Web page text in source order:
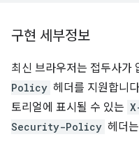
구현 세부정보
최신 브라우저는 접두사가
Policy 헤더를 지원합니
토리얼에 표시될 수 있는
Security-Policy 헤더